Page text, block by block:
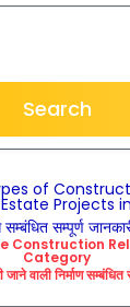
Search
of
Projects
सम्बंधित सम्पूर्ण
Construction
Category
जाने वाली निर्माण